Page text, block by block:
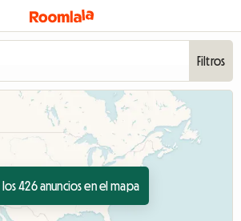
Filtros
los 426 anuncios en el mapa